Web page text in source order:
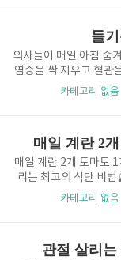
씻어
법을 모르면 아무리
물 붓기가 됩니다. 여러
로 살아나는 놀라운 근
직접 설명해 드리겠습
가짐을 통째로 바꿔보
거쳐야
들
의사들이 매일 아침 숨
염증을 싹 지우고 혈관
법🌿 1. 전문가의 정립
환으로 고통받으며 비
정답은 이미 우리 식탁
장 정밀 데이터를 분석
바로 우리 전통 식물
오일은 지구상에 존재
신진
카테고리 없음
매일 계란 2
매일 계란 2개 토마토
리는 최고의 식단 비
단돈 1,000원으로 맞
수많은 연구진들의 현
카테고리 없음
관절 살리는